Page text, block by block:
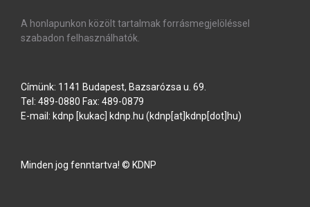
A honlapunkon közölt tartalmak forrásmegjelöléssel
szabadon felhasználhatók.
Címünk: 1141 Budapest, Bazsarózsa u. 69.
Tel: 489-0880 Fax: 489-0879
E-mail: kdnp [kukac] kdnp hu (kdnp[at]kdnp[dot]hu)
Minden jog fenntartva! © KDNP